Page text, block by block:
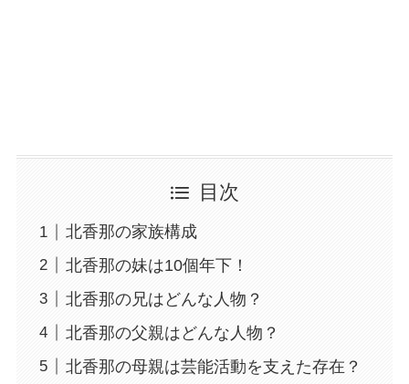
目次
北香那の家族構成
北香那の妹は10個年下！
北香那の兄はどんな人物？
北香那の父親はどんな人物？
北香那の母親は芸能活動を支えた存在？